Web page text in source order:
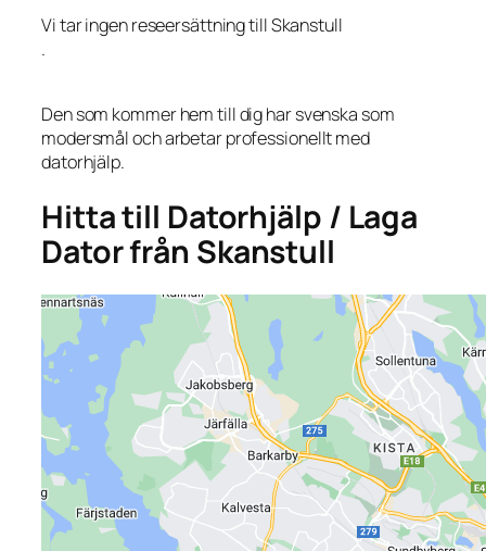
Vi tar ingen reseersättning till Skanstull
.
Den som kommer hem till dig har svenska som
modersmål och arbetar professionellt med
datorhjälp.
Hitta till Datorhjälp / Laga
Dator från Skanstull